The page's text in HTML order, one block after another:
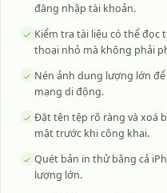
đăng nhập tài khoản.
Kiểm tra tài liệu có thể đọc
thoại nhỏ mà không phải
Nén ảnh dung lượng lớn
mạng di động.
Đặt tên tệp rõ ràng và xoá
mật trước khi công khai.
Quét bản in thử bằng cả
lượng lớn.